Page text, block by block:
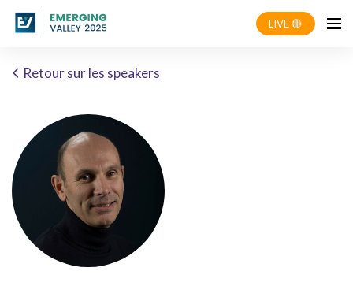
LIVE 🔴
Retour sur les speakers